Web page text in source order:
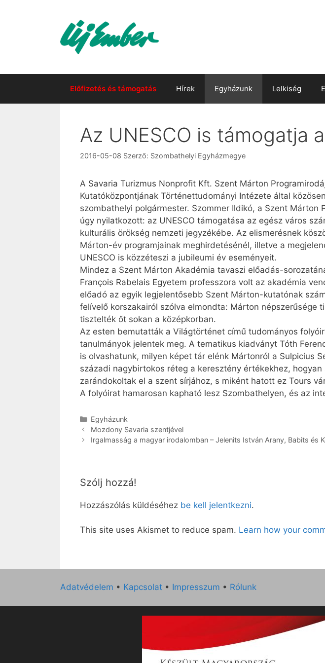
Előfizetés és támogatás Hírek Egyházunk Lelkiség
Az UNESCO is támogatja
2016-05-08 Szerző: Szombathelyi Egyházmegye
A Savaria Turizmus Nonprofit Kft. Szent Márton
Kutatóközpontjának Történettudományi Intézete által
szombathelyi polgármester. Szommer Ildikó, a Szent
úgy nyilatkozott: az UNESCO támogatása az egész város
kulturális örökség nemzeti jegyzékébe. Az elismerésnek
Márton-év programjainak meghirdetésénél, illetve a
UNESCO is közzéteszi a jubileumi év eseményeit.
Mindez a Szent Márton Akadémia tavaszi előadás-
François Rabelais Egyetem professzora volt az akadémia
előadó az egyik legjelentősebb Szent Márton-kutatónak
felívelő korszakairól szólva elmondta: Márton
tisztelték őt sokan a középkorban.
Az esten bemutatták a Világtörténet című tudományos
tanulmányok jelentek meg. A tematikus kiadványt Tóth
is olvashatunk, milyen képet tár elénk Mártonról a Sulpicius
századi nagybirtokos réteg a keresztény értékekhez,
zarándokoltak el a szent sírjához, s miként hatott ez Tours
A folyóirat hamarosan kapható lesz Szombathelyen, és az
Kategória
Egyházunk
Mozdony Savaria szentjével
Irgalmasság a magyar irodalomban – Jelenits István Arany, Babits és
Szólj hozzá!
Hozzászólás küldéséhez be kell jelentkezni.
This site uses Akismet to reduce spam. Learn how your
Adatvédelem • Kapcsolat • Impresszum • Rólunk